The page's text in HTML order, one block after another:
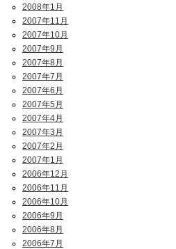
2008年1月
2007年11月
2007年10月
2007年9月
2007年8月
2007年7月
2007年6月
2007年5月
2007年4月
2007年3月
2007年2月
2007年1月
2006年12月
2006年11月
2006年10月
2006年9月
2006年8月
2006年7月